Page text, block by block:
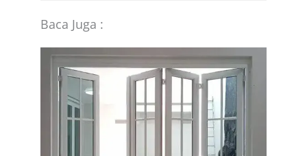
Baca Juga :